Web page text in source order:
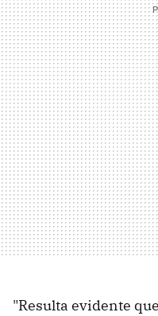
"Resulta evidente